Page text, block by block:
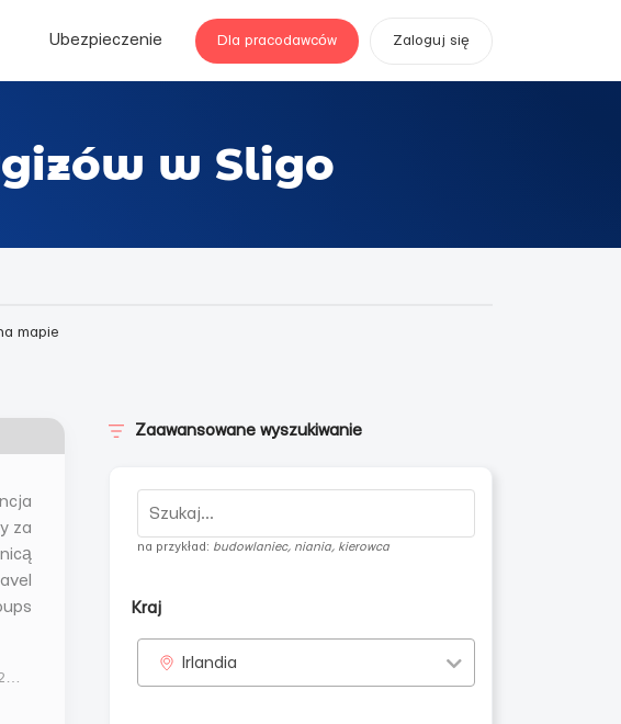
Ubezpieczenie Dla pracodawców Zaloguj się
w Sligo
mapie
Zaawansowane wyszukiwanie
na przykład: budowlaniec, niania, kierowca
Kraj
Irlandia